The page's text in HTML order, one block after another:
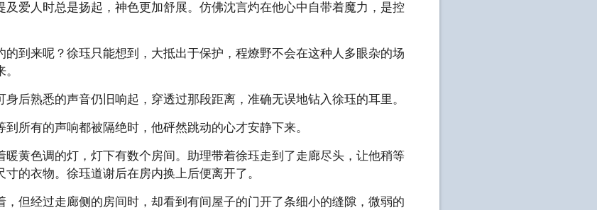
及爱人时总是扬起，神色更加舒展。仿佛沈言灼在他心中自带着魔力，是控
到来呢？徐珏只能想到，大抵出于保护，程燎野不会在这种人多眼杂的场
后熟悉的声音仍旧响起，穿透过那段距离，准确无误地钻入徐珏的耳里。
所有的声响都被隔绝时，他砰然跳动的心才安静下来。
暖黄色调的灯，灯下有数个房间。助理带着徐珏走到了走廊尽头，让他稍等
的衣物。徐珏道谢后在房内换上后便离开了。
但经过走廊侧的房间时，却看到有间屋子的门开了条细小的缝隙，微弱的